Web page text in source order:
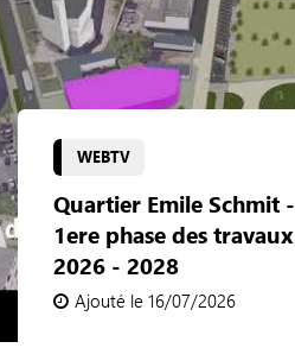
WEBTV
Quartier Emile Schmit -
1ere phase des travaux
2026 - 2028
Ajouté le 16/07/2026